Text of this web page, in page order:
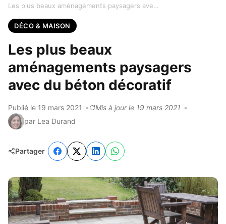
Les plus beaux aménagements paysagers avec du béton décoratif
DÉCO & MAISON
Les plus beaux
aménagements paysagers
avec du béton décoratif
Publié le 19 mars 2021
Mis à jour le 19 mars 2021
par Lea Durand
Partager